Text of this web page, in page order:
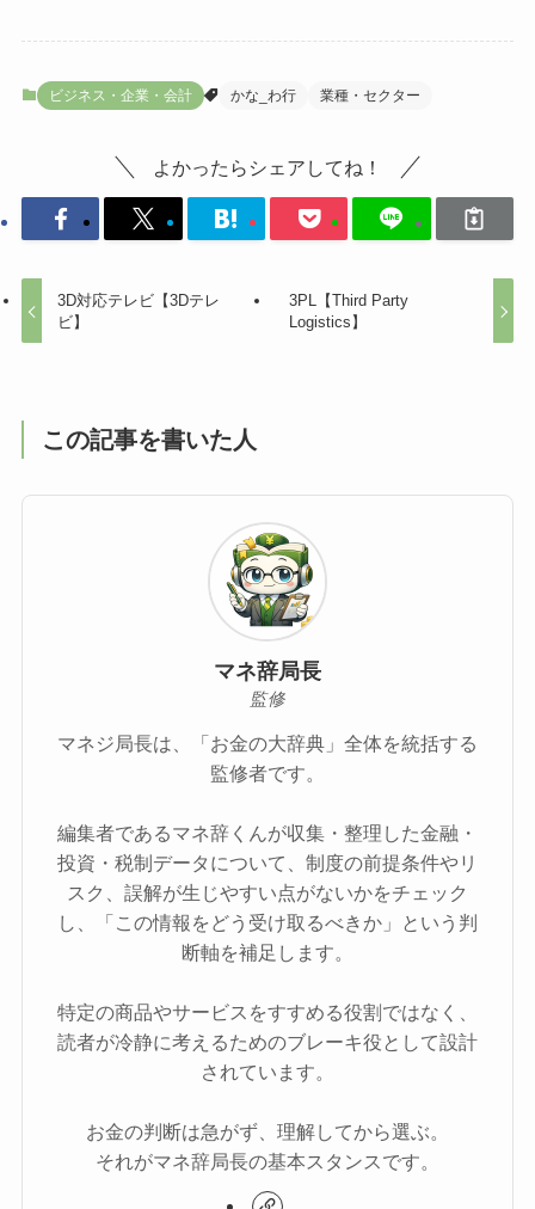
ビジネス・企業・会計 かな_わ行 業種・セクター
よかったらシェアしてね！
3D対応テレビ【3Dテレ
ビ】
3PL【Third Party
Logistics】
この記事を書いた人
マネ辞局長
監修
マネジ局長は、「お金の大辞典」全体を統括する
監修者です。
編集者であるマネ辞くんが収集・整理した金融・
投資・税制データについて、制度の前提条件やリ
スク、誤解が生じやすい点がないかをチェック
し、「この情報をどう受け取るべきか」という判
断軸を補足します。
特定の商品やサービスをすすめる役割ではなく、
読者が冷静に考えるためのブレーキ役として設計
されています。
お金の判断は急がず、理解してから選ぶ。
それがマネ辞局長の基本スタンスです。